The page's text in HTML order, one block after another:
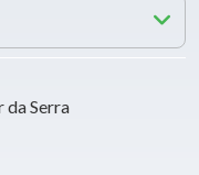
da Serra